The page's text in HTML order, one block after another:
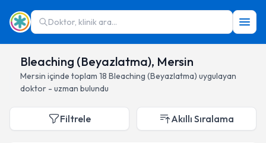
Doktor, klinik ara...
Bleaching (Beyazlatma), Mersin
Mersin içinde toplam 18 Bleaching (Beyazlatma) uygulayan
doktor - uzman bulundu
Filtrele Akıllı Sıralama